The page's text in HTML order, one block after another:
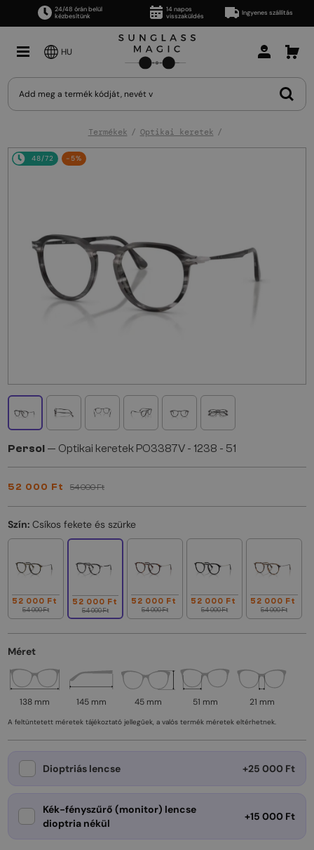
24/48 órán belül
kézbesítünk
14 napos
visszaküldés
Ingyenes szállítás
HU
Termékek Optikai keretek
48/72 -5%
Persol — Optikai keretek PO3387V - 1238 - 51
52 000 Ft 54 000 Ft
Szín: Csíkos fekete és szürke
52 000 Ft
54 000 Ft
52 000 Ft
54 000 Ft
52 000 Ft
54 000 Ft
52 000 Ft
54 000 Ft
52 000 Ft
54 000 Ft
Méret
138 mm 145 mm 45 mm 51 mm 21 mm
A feltüntetett méretek tájékoztató jellegűek, a valós termék méretek eltérhetnek.
Dioptriás lencse +25 000 Ft
Kék-fényszűrő (monitor) lencse
dioptria nékül
+15 000 Ft